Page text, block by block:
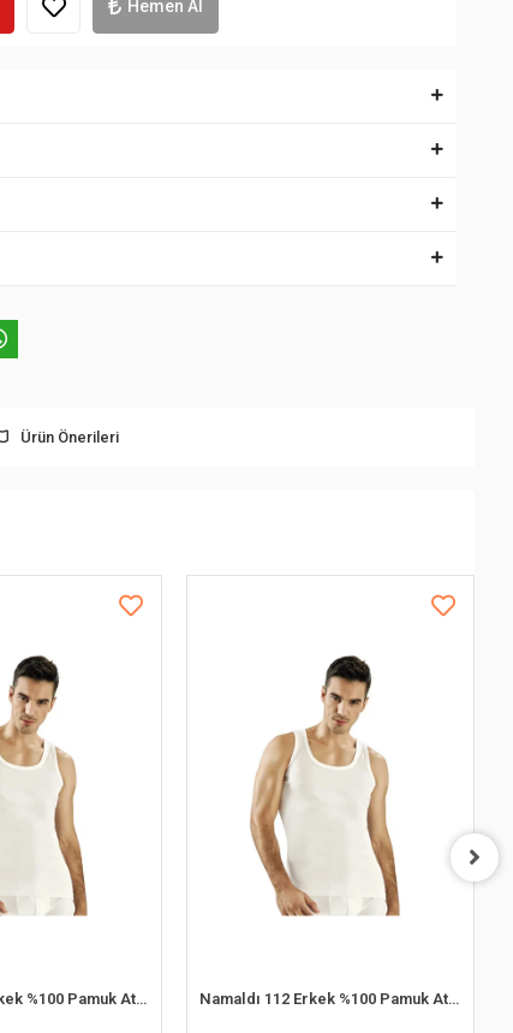
Hemen Al
Ürün Önerileri
Namaldı 112 Erkek %100 Pamuk Atlet M 6'lı Paket Namaldı 112 Erkek %100 Pamuk Atlet XL 6'lı Paket